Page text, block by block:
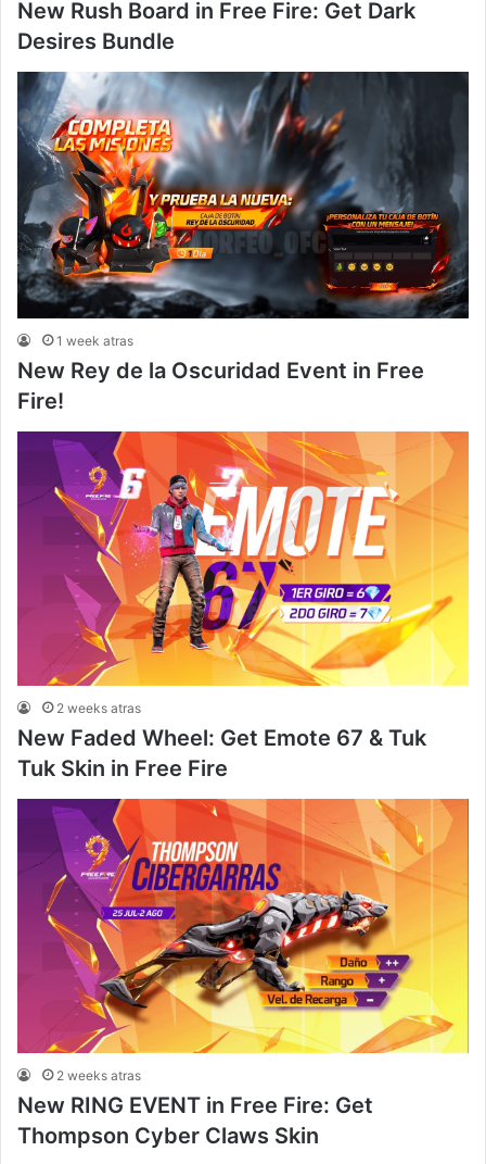
New Rush Board in Free Fire: Get Dark
Desires Bundle
1 week atras
New Rey de la Oscuridad Event in Free
Fire!
2 weeks atras
New Faded Wheel: Get Emote 67 & Tuk
Tuk Skin in Free Fire
2 weeks atras
New RING EVENT in Free Fire: Get
Thompson Cyber Claws Skin